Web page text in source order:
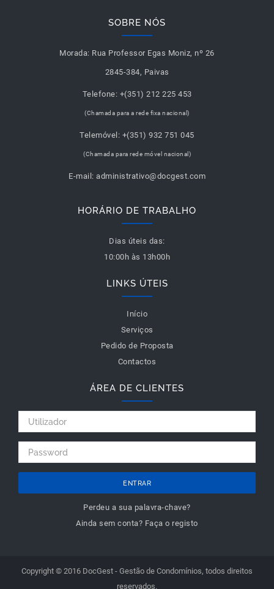
SOBRE NÓS
Morada: Rua Professor Egas Moniz, nº 26
2845-384, Paivas
Telefone: +(351) 212 225 453
(Chamada para a rede fixa nacional)
Telemóvel: +(351) 932 751 045
(Chamada para rede móvel nacional)
E-mail: administrativo@docgest.com
HORÁRIO DE TRABALHO
Dias úteis das:
10:00h às 13h00h
LINKS ÚTEIS
Início
Serviços
Pedido de Proposta
Contactos
ÁREA DE CLIENTES
ENTRAR
Perdeu a sua palavra-chave?
Ainda sem conta? Faça o registo
Copyright © 2016 DocGest - Gestão de Condomínios, todos direitos
reservados.